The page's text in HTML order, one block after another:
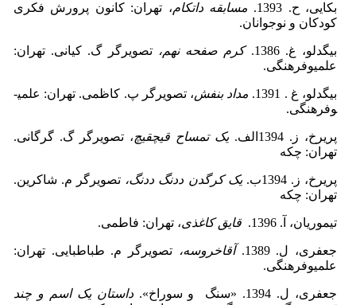
بکایی، ح. 1393. مسابقه دات­کام، تهران: کانون پرورش فکری
کودکان و نوجوانان.
بیگدلو، غ. 1386. کرم صفحه نهم،تصویرگر گ. کیانی. تهران:
علمی­وفرهنگی.
بیگدلو، غ . 1391. مداد بنفش، تصویرگر پ. کاظمی. تهران: علمی­
وفرهنگی.
پریرخ، ز. 1394الف. یک تمساح قیچ­قیچ، تصویرگر گ. گرگانی.
تهران: چکه
پریرخ، ز. 1394ب. یک کرگدن ددنگ ددنگ، تصویرگر م. شاکرین.
تهران: چکه
تیموریان، آ. 1396. قایق کاغذی، تهران: فاطمی.
جعفری، ل. 1389. آقاخروسه، تصویرگر م. طباطبایی. تهران:
علمی­وفرهنگی.
جعفری، ل. 1394. «سنگ و سوراخ».
داستان یک اسم و چند